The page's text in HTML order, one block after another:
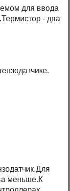
для ввода
- два
меньше.К